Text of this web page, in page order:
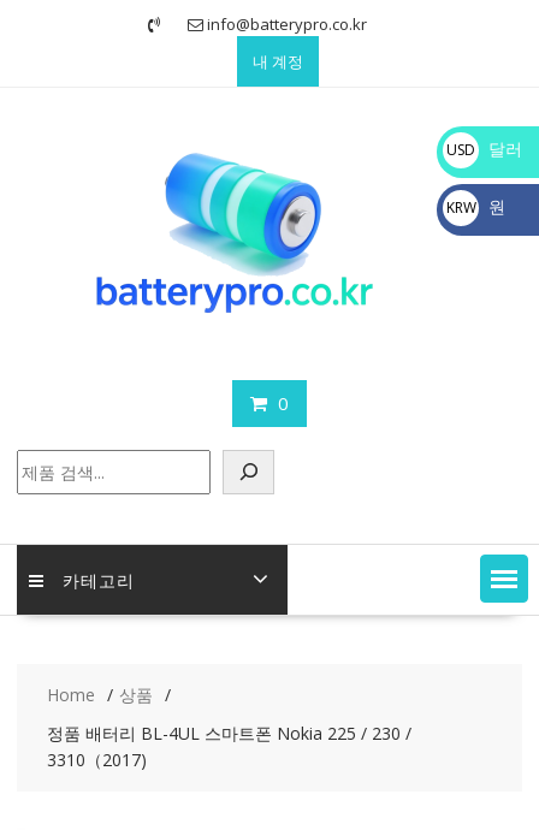
info@batterypro.co.kr
내 계정
0
색
카테고리
Home
상품
정품 배터리 BL-4UL 스마트폰 Nokia 225 / 230 /
3310（2017)
USD
$
달러
KRW
₩
원